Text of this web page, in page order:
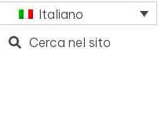
Italiano
Cerca nel sito